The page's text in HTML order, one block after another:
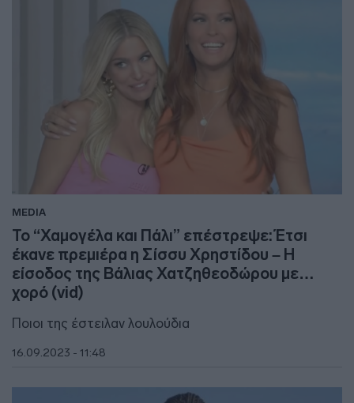
MEDIA
Το “Χαμογέλα και Πάλι” επέστρεψε: Έτσι
έκανε πρεμιέρα η Σίσσυ Χρηστίδου – Η
είσοδος της Βάλιας Χατζηθεοδώρου με…
χορό (vid)
Ποιοι της έστειλαν λουλούδια
16.09.2023 - 11:48